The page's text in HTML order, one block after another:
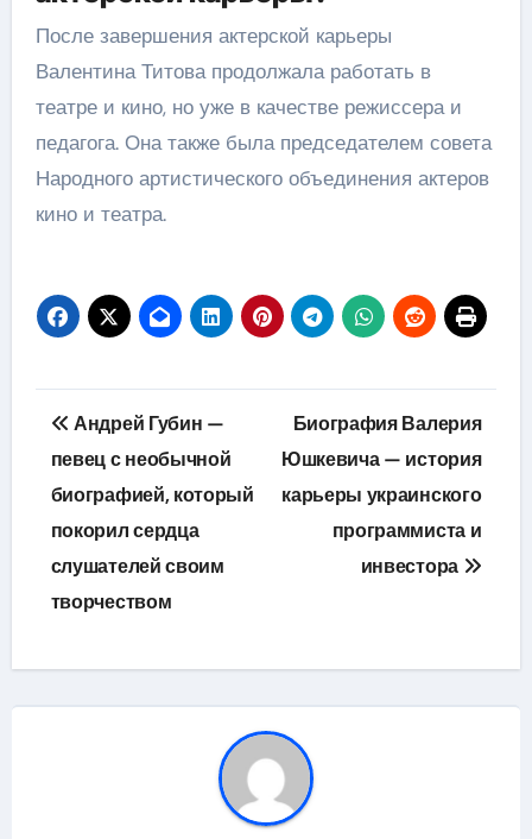
После завершения актерской карьеры
Валентина Титова продолжала работать в
театре и кино, но уже в качестве режиссера и
педагога. Она также была председателем совета
Народного артистического объединения актеров
кино и театра.
Навигация
по
записям
Андрей Губин —
певец с необычной
биографией, который
покорил сердца
слушателей своим
творчеством
Биография Валерия
Юшкевича — история
карьеры украинского
программиста и
инвестора